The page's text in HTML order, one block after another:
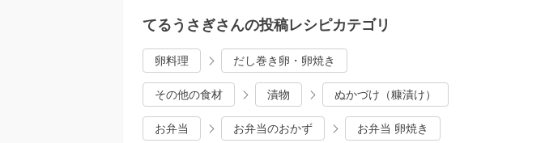
てるうさぎさんの投稿レシピカテゴリ
卵料理 だし巻き卵・卵焼き
その他の食材 漬物 ぬかづけ（糠漬け）
お弁当 お弁当のおかず お弁当 卵焼き